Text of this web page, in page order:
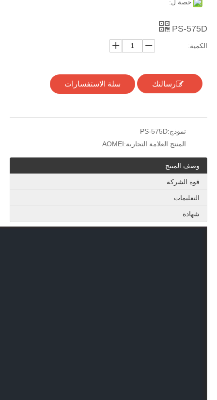
حصة ل:
PS-575D
الكمية:
رسالتك سلة الاستفسارات
نموذج:PS-575D
المنتج العلامة التجارية:AOMEI
وصف المنتج
قوة الشركة
التعليمات
شهادة